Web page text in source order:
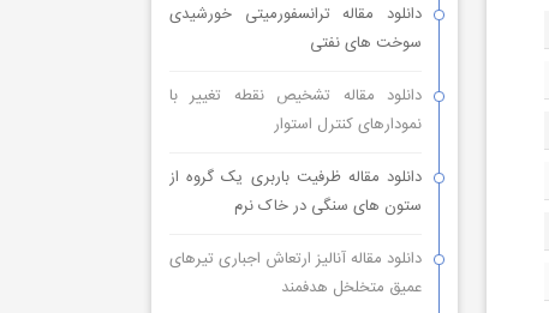
دانلود مقاله ترانسفورمیتی خورشیدی
سوخت های نفتی
دانلود مقاله تشخیص نقطه تغییر با
نمودارهای کنترل استوار
دانلود مقاله ظرفیت باربری یک گروه از
ستون های سنگی در خاک نرم
دانلود مقاله آنالیز ارتعاش اجباری تیرهای
عمیق متخلخل هدفمند